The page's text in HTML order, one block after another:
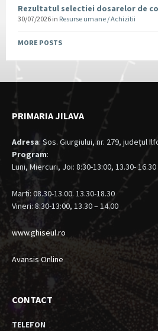
Rezultatul selectiei dosarelor de
30/07/2026 in Resurse umane / Achizitii
MORE POSTS
PRIMARIA JILAVA
Adresa: Sos. Giurgiului, nr. 279, judeţul
Program:
Luni, Miercuri, Joi: 8:30-13:00, 13.30- 16.30
Marti: 08.30-13.00. 13.30-18.30
Vineri: 8:30-13:00, 13.30 – 14.00
www.ghiseul.ro
Avansis Online
CONTACT
TELEFON